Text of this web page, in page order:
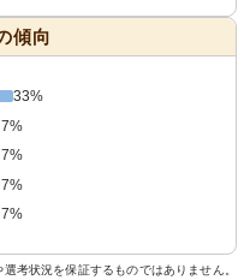
傾向
33%
考状況を保証するものではありません。